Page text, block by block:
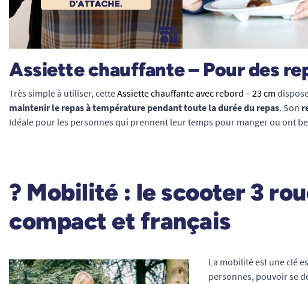
Assiette chauffante – Pour des
Très simple à utiliser, cetteAssiette chauffante avec rebord – 23 cm
maintenir le repas à température pendant toute la durée du repas. Son
Idéale pour les personnes qui prennent leur temps pour manger ou ont
? Mobilité : le scooter 3
compact et français
La mobilité est une clé
personnes, pouvoir se